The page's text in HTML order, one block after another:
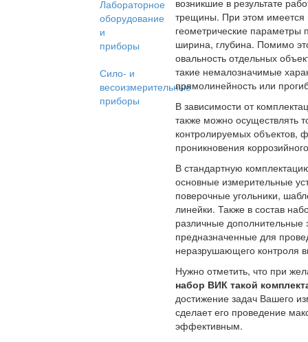
Лабораторное
оборудование
и
приборы
Сило- и
весоизмерительные
приборы
трещины. При этом имеется
геометрические параметры
ширина, глубина. Помимо
овальность отдельных
такие немалозначимые
прямолинейность или
В зависимости от
также можно осуществлять
контролируемых объектов,
проникновения
В стандартную
основные измерительные
поверочные угольники,
линейки. Также в состав
различные дополнительные
предназначенные для
неразрушающего контроля
Нужно отметить, что при
набор ВИК такой
достижение задач Вашего
сделает его проведение
эффективным.